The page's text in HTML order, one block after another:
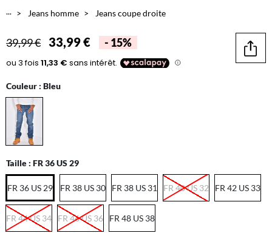
...
Jeans homme Jeans coupe droite
39,99 € 33,99 € - 15%
Couleur : Bleu
Taille : FR 36 US 29
FR 36 US 29 FR 38 US 30 FR 38 US 31 FR 40 US 32 FR 42 US 33
FR 44 US 34 FR 46 US 36 FR 48 US 38